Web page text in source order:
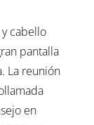
cabello
pantalla
La reunión
en